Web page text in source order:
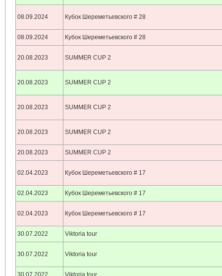
08.09.2024 Кубок Шереметьевского # 28
08.09.2024 Кубок Шереметьевского # 28
20.08.2023 SUMMER CUP 2
20.08.2023 SUMMER CUP 2
20.08.2023 SUMMER CUP 2
20.08.2023 SUMMER CUP 2
20.08.2023 SUMMER CUP 2
02.04.2023 Кубок Шереметьевского # 17
02.04.2023 Кубок Шереметьевского # 17
02.04.2023 Кубок Шереметьевского # 17
30.07.2022 Viktoria tour
30.07.2022 Viktoria tour